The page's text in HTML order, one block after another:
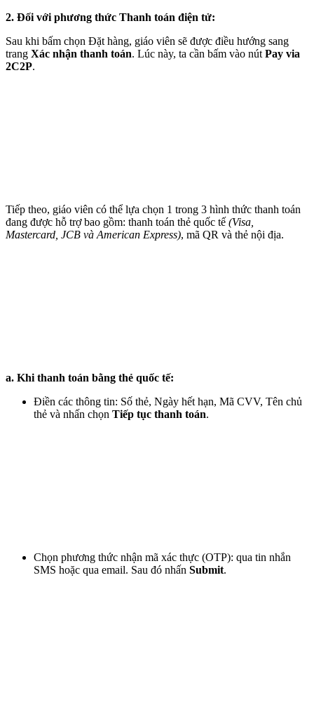
2. Đối với phương thức Thanh toán điện tử:
Sau khi bấm chọn Đặt hàng, giáo viên sẽ được điều hướng sang
trang Xác nhận thanh toán. Lúc này, ta cần bấm vào nút Pay via
2C2P.
Tiếp theo, giáo viên có thể lựa chọn 1 trong 3 hình thức thanh toán
đang được hỗ trợ bao gồm: thanh toán thẻ quốc tế (Visa,
Mastercard, JCB và American Express), mã QR và thẻ nội địa.
a. Khi thanh toán bằng thẻ quốc tế:
Điền các thông tin: Số thẻ, Ngày hết hạn, Mã CVV, Tên chủ
thẻ và nhấn chọn Tiếp tục thanh toán.
Chọn phương thức nhận mã xác thực (OTP): qua tin nhắn
SMS hoặc qua email. Sau đó nhấn Submit.